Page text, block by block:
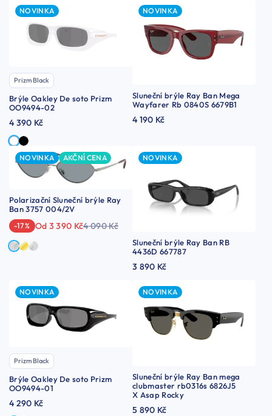
NOVINKA
Prizm Black
Brýle Oakley De soto Prizm
OO9494-02
4 390 Kč
NOVINKA
Sluneční brýle Ray Ban Mega
Wayfarer Rb 0840S 6679B1
4 190 Kč
NOVINKA AKČNÍ CENA
Polarizační Sluneční brýle Ray
Ban 3757 004/2V
-17 % Od 3 390 Kč4 090 Kč
NOVINKA
Sluneční brýle Ray Ban RB
4436D 667787
3 890 Kč
NOVINKA
Prizm Black
Brýle Oakley De soto Prizm
OO9494-01
4 290 Kč
NOVINKA
Sluneční brýle Ray Ban mega
clubmaster rb0316s 6826J5
X Asap Rocky
5 890 Kč